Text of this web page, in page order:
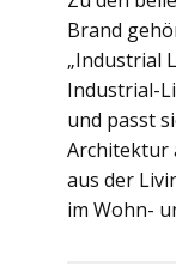
Brand
„Industrial
Industrial-
und passt
Architektur
aus der
im Wohn-